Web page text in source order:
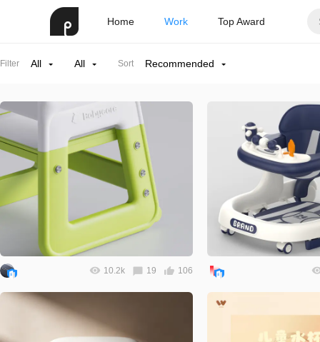
Home Work Top Award
Filter All All Sort Recommended
10.2k 19 106